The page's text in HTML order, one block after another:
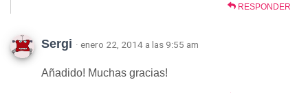
RESPONDER
Sergi · enero 22, 2014 a las 9:55 am
Añadido! Muchas gracias!